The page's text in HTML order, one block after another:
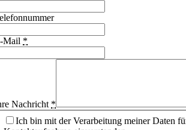
Mail *
Nachricht *
Ich bin mit der Verarbeitung meiner Daten